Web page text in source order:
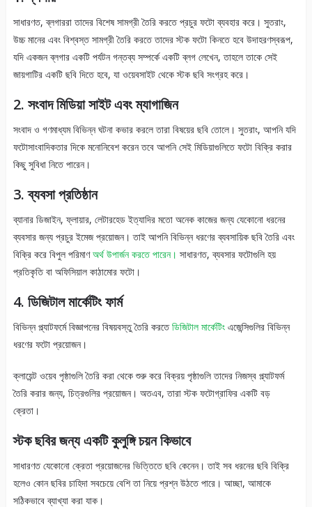
সাধারণত, ব্লগাররা তাদের বিশেষ সামগ্রী তৈরি করতে প্রচুর ফটো ব্যবহার করে। সুতরাং,
উচ্চ মানের এবং বিশ্বস্ত সামগ্রী তৈরি করতে তাদের স্টক ফটো কিনতে হবে উদাহরণস্বরূপ,
যদি একজন ব্লগার একটি পর্যটন গন্তব্য সম্পর্কে একটি ব্লগ লেখেন, তাহলে তাকে সেই
জায়গাটির একটি ছবি দিতে হবে, যা ওয়েবসাইট থেকে স্টক ছবি সংগ্রহ করে।
2. সংবাদ মিডিয়া সাইট এবং ম্যাগাজিন
সংবাদ ও গণমাধ্যম বিভিন্ন ঘটনা কভার করলে তারা বিষয়ের ছবি তোলে। সুতরাং, আপনি যদি
ফটোসাংবাদিকতার দিকে মনোনিবেশ করেন তবে আপনি সেই মিডিয়াগুলিতে ফটো বিক্রি করার
কিছু সুবিধা নিতে পারেন।
3. ব্যবসা প্রতিষ্ঠান
ব্যানার ডিজাইন, ফ্লায়ার, লেটারহেড ইত্যাদির মতো অনেক কাজের জন্য যেকোনো ধরনের
ব্যবসার জন্য প্রচুর ইমেজ প্রয়োজন। তাই আপনি বিভিন্ন ধরণের ব্যবসায়িক ছবি তৈরি এবং
বিক্রি করে বিপুল পরিমাণঅর্থ উপার্জন করতে পারেন। সাধারণত, ব্যবসার ফটোগুলি হয়
প্রতিকৃতি বা অফিসিয়াল কাঠামোর ফটো।
4. ডিজিটাল মার্কেটিং ফার্ম
বিভিন্ন প্ল্যাটফর্মে বিজ্ঞাপনের বিষয়বস্তু তৈরি করতেডিজিটাল মার্কেটিংএজেন্সিগুলির বিভিন্ন
ধরণের ফটো প্রয়োজন।
ক্লায়েন্ট ওয়েব পৃষ্ঠাগুলি তৈরি করা থেকে শুরু করে বিক্রয় পৃষ্ঠাগুলি তাদের নিজস্ব প্ল্যাটফর্ম
তৈরি করার জন্য, চিত্রগুলির প্রয়োজন। অতএব, তারা স্টক ফটোগ্রাফির একটি বড়
ক্রেতা।
স্টক ছবির জন্য একটি কুলুঙ্গি চয়ন কিভাবে
সাধারণত যেকোনো ক্রেতা প্রয়োজনের ভিত্তিতে ছবি কেনেন। তাই সব ধরনের ছবি বিক্রি
হলেও কোন ছবির চাহিদা সবচেয়ে বেশি তা নিয়ে প্রশ্ন উঠতে পারে। আচ্ছা, আমাকে
সঠিকভাবে ব্যাখ্যা করা যাক।